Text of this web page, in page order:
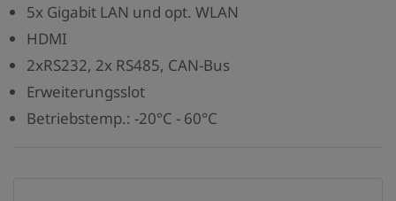
5x Gigabit LAN und opt. WLAN
HDMI
2xRS232, 2x RS485, CAN-Bus
Erweiterungsslot
Betriebstemp.: -20°C - 60°C